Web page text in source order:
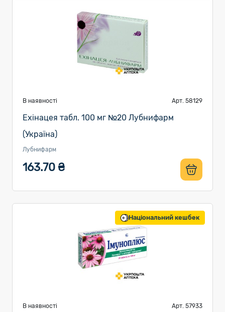
В наявності Арт. 58129
Ехінацея табл. 100 мг №20 Лубнифарм
(Україна)
Лубнифарм
163.70 ₴
Національний кешбек
В наявності Арт. 57933